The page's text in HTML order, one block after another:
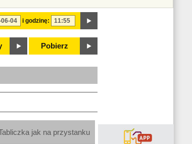
i godzinę:
Pobierz
jak na przystanku